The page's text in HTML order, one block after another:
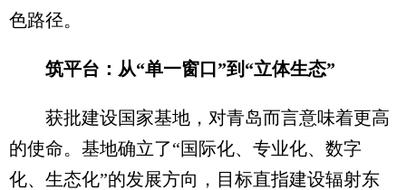
色路径。
筑平台：从“单一窗口”到“立体生态”
获批建设国家基地，对青岛而言意味着更高
的使命。基地确立了“国际化、专业化、数字
化、生态化”的发展方向，目标直指建设辐射东